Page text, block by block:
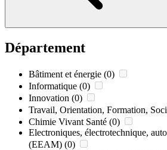
Département
Bâtiment et énergie (0)
Informatique (0)
Innovation (0)
Travail, Orientation, Formation,
Chimie Vivant Santé (0)
Electroniques, électrotechnique,
(EEAM) (0)